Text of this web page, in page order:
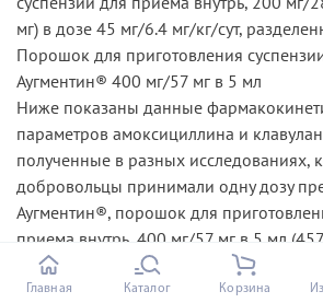
мг) в дозе 45 мг/6.4 мг/кг/сут,
Порошок для приготовления
Аугментин® 400 мг/57 мг в 5 мл
Ниже показаны данные
параметров амоксициллина и
полученные в разных исследованиях,
добровольцы принимали одну дозу
Аугментин®, порошок для
приема внутрь, 400 мг/57 мг в 5 мл (457
Распределение
Терапевтические концентрации
Главная Каталог Корзина